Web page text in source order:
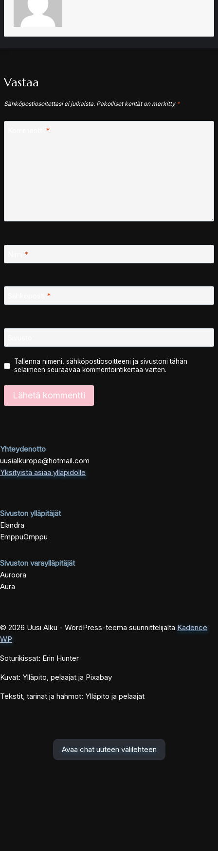
Vastaa
Sähköpostiosoitettasi ei julkaista. Pakolliset kentät on merkitty *
*
*
*
Tallenna nimeni, sähköpostiosoitteeni ja sivustoni tähän
selaimeen seuraavaa kommentointikertaa varten.
Yhteydenotto
uusialkurope@hotmail.com
Yksityistä asiaa ylläpidolle
Sivuston ylläpitäjät
Elandra
EmppuOmppu
Sivuston varaylläpitäjät
Auroora
Aura
© 2026 Uusi Alku - WordPress-teema suunnittelijalta Kadence
WP
Soturikissat: Erin Hunter
Kuvat: Ylläpito, pelaajat ja Pixabay
Tekstit, tarinat ja hahmot: Ylläpito ja pelaajat
Avaa chat uuteen välilehteen